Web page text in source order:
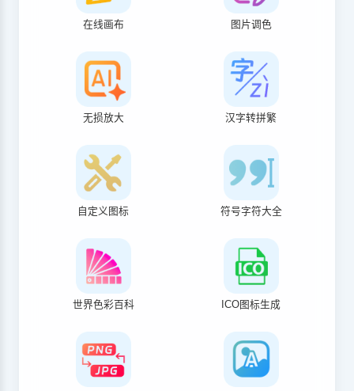
在线画布 图片调色
无损放大 汉字转拼繁
自定义图标 符号字符大全
世界色彩百科 ICO图标生成